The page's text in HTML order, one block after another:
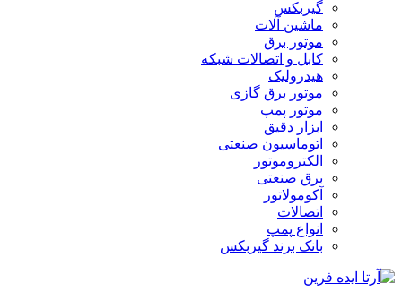
گیربکس
ماشین آلات
موتور برق
کابل و اتصالات شبکه
هیدرولیک
موتور برق گازی
موتور پمپ
ابزار دقیق
اتوماسیون صنعتی
الکتروموتور
برق صنعتی
آکومولاتور
اتصالات
انواع پمپ
بانک برند گیربکس